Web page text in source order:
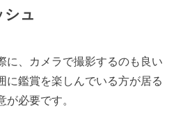
シュ
に、カメラで撮影するのも良い
に鑑賞を楽しんでいる方が居る
が必要です。